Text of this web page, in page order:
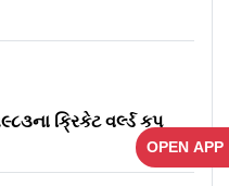
OPEN APP
ક્રિકેટ વર્લ્ડ કપ